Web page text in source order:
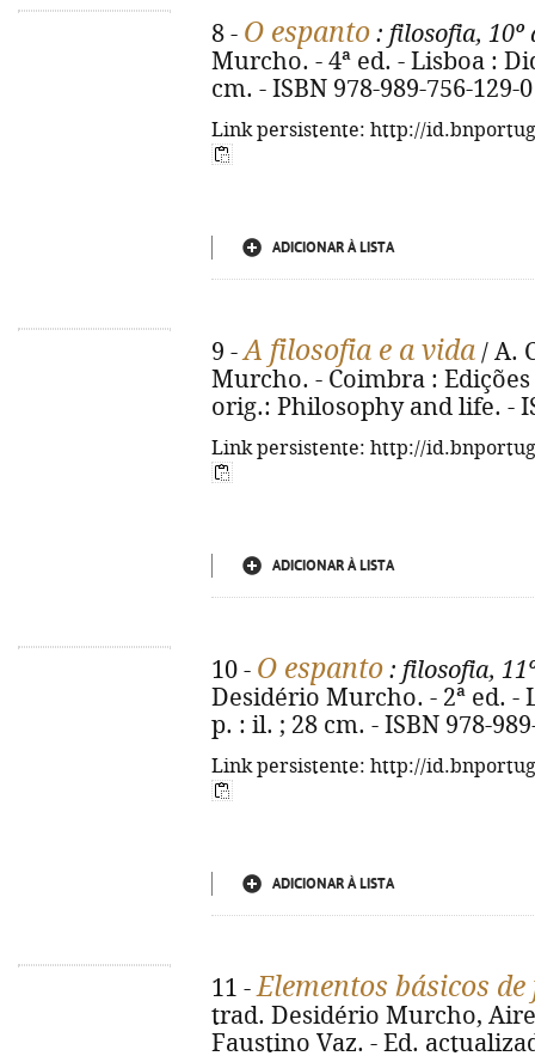
8 - O espanto : filosofia, 10º
Murcho. - 4ª ed. - Lisboa :
cm. - ISBN 978-989-756-129-0
Link persistente: http://
ADICIONAR À LISTA
9 -A filosofia e a vida / A.
Murcho. - Coimbra : Edições
orig.: Philosophy and life. -
Link persistente: http://
ADICIONAR À LISTA
10 - O espanto : filosofia,
Desidério Murcho. - 2ª ed. -
p. : il. ; 28 cm. - ISBN 978-
Link persistente: http://
ADICIONAR À LISTA
11 -Elementos básicos
trad. Desidério Murcho,
Faustino Vaz. - Ed.